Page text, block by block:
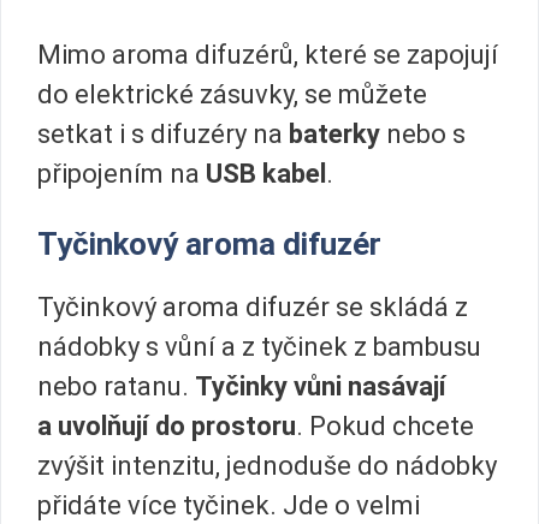
Mimo aroma difuzérů, které se zapojují
do elektrické zásuvky, se můžete
setkat i s difuzéry na baterky nebo s
připojením na USB kabel .
Tyčinkový aroma difuzér
Tyčinkový aroma difuzér se skládá z
nádobky s vůní a z tyčinek z bambusu
nebo ratanu. Tyčinky vůni nasávají
a uvolňují do prostoru. Pokud chcete
zvýšit intenzitu, jednoduše do nádobky
přidáte více tyčinek. Jde o velmi